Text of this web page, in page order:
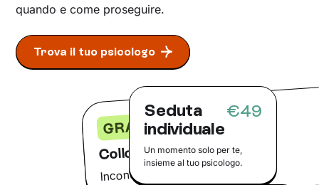
Colloquio conoscitivo
GRATIS
Incontra il tuo psicologo online
quando e come proseguire.
Trova il tuo psicologo
Seduta
individuale
€49
Un momento solo per te,
insieme al tuo psicologo.